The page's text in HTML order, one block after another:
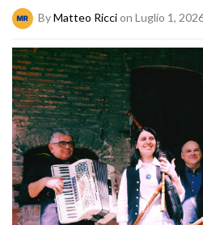
ByMatteo Riccion Luglio 1,